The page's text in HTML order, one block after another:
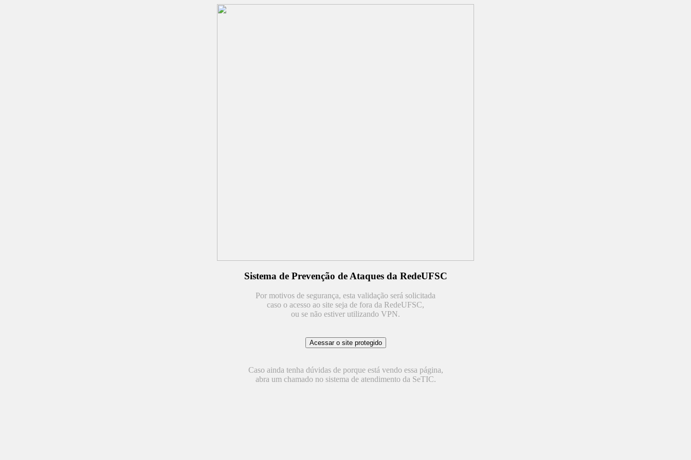
Sistema de Prevenção de Ataques da RedeUFSC
Por motivos de segurança, esta validação será solicitada
caso o acesso ao site seja de fora da RedeUFSC,
ou se não estiver utilizando VPN.
Caso ainda tenha dúvidas de porque está vendo essa página,
abra um chamado no sistema de atendimento da SeTIC.